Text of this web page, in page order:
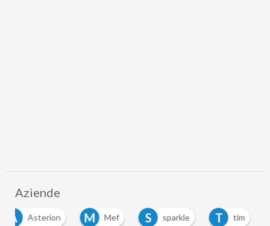
Aziende
A
Asterion M Mef S sparkle T tim